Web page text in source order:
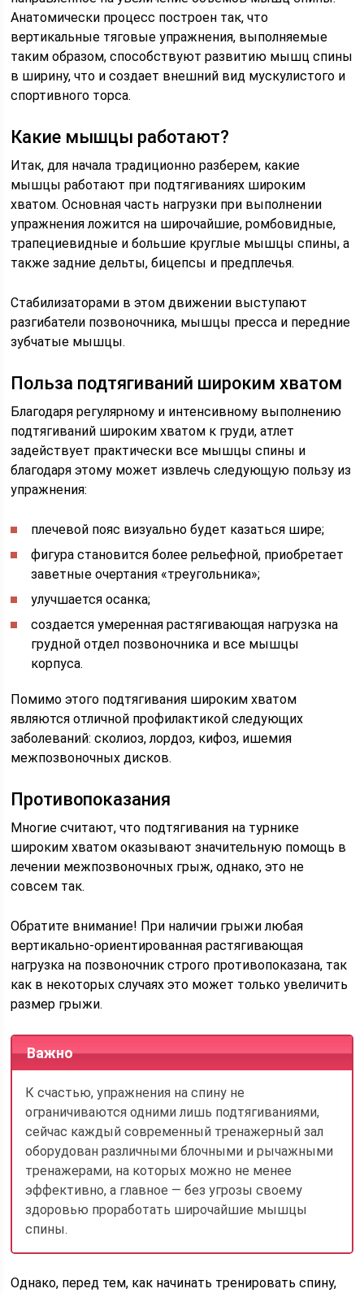
Анатомически процесс построен так, что
вертикальные тяговые упражнения, выполняемые
таким образом, способствуют развитию мышц спины
в ширину, что и создает внешний вид мускулистого и
спортивного торса.
Какие мышцы работают?
Итак, для начала традиционно разберем, какие
мышцы работают при подтягиваниях широким
хватом. Основная часть нагрузки при выполнении
упражнения ложится на широчайшие, ромбовидные,
трапециевидные и большие круглые мышцы спины, а
также задние дельты, бицепсы и предплечья.
Стабилизаторами в этом движении выступают
разгибатели позвоночника, мышцы пресса и передние
зубчатые мышцы.
Польза подтягиваний широким хватом
Благодаря регулярному и интенсивному выполнению
подтягиваний широким хватом к груди, атлет
задействует практически все мышцы спины и
благодаря этому может извлечь следующую пользу из
упражнения:
плечевой пояс визуально будет казаться шире;
фигура становится более рельефной, приобретает
заветные очертания «треугольника»;
улучшается осанка;
создается умеренная растягивающая нагрузка на
грудной отдел позвоночника и все мышцы
корпуса.
Помимо этого подтягивания широким хватом
являются отличной профилактикой следующих
заболеваний: сколиоз, лордоз, кифоз, ишемия
межпозвоночных дисков.
Противопоказания
Многие считают, что подтягивания на турнике
широким хватом оказывают значительную помощь в
лечении межпозвоночных грыж, однако, это не
совсем так.
Обратите внимание! При наличии грыжи любая
вертикально-ориентированная растягивающая
нагрузка на позвоночник строго противопоказана, так
как в некоторых случаях это может только увеличить
размер грыжи.
Важно
К счастью, упражнения на спину не
ограничиваются одними лишь подтягиваниями,
сейчас каждый современный тренажерный зал
оборудован различными блочными и рычажными
тренажерами, на которых можно не менее
эффективно, а главное — без угрозы своему
здоровью проработать широчайшие мышцы
спины.
Однако, перед тем, как начинать тренировать спину,